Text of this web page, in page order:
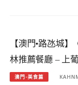
【澳門•路氹城
林推薦餐廳 – 上
澳門-美食篇